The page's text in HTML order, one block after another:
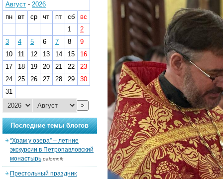
Август - 2026
пн
вт ср чт пт сб
вс
1
2
3
4 5 6 7 8
9
10
11 12 13 14 15
16
17
18 19 20 21 22
23
24
25 26 27 28 29
30
31
>
Последние темы блогов
“Храм у озера” – летние
экскурсии в Петропавловский
монастырь palomnik
Престольный праздник